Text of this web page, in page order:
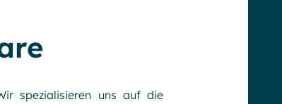
spezialisieren uns auf die